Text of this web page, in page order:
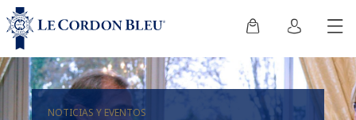
NOTICIAS Y EVENTOS